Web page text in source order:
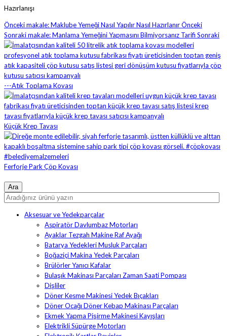
Hazırlanışı
Önceki makale: Maklube Yemeği Nasıl Yapılır Nasıl HazırlanırÖnceki
Sonraki makale: Manlama Yemeğini Yapmasını Bilmiyorsanız Tarifi Sonraki
---Atık Toplama Kovası
Küçük Krep Tavası
Ferforje Park Çöp Kovası
Aksesuar ve Yedekparçalar
Aspiratör Davlumbaz Motorları
Ayaklar Tezgah Makine Raf Ayağı
Batarya Yedekleri Musluk Parçaları
Boğaziçi Makina Yedek Parçaları
Brülörler Yanıcı Kafalar
Bulaşık Makinası Parçaları Zaman Saati Pompası
Dişliler
Döner Kesme Makinesi Yedek Bıçakları
Döner Ocağı Döner Kebap Makinası Parçaları
Ekmek Yapma Pişirme Makinesi Kayışları
Elektrikli Süpürge Motorları